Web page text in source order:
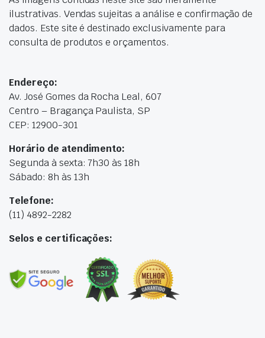
ilustrativas. Vendas sujeitas a análise e confirmação de
dados. Este site é destinado exclusivamente para
consulta de produtos e orçamentos.
Endereço:
Av. José Gomes da Rocha Leal, 607
Centro – Bragança Paulista, SP
CEP: 12900-301
Horário de atendimento:
Segunda à sexta: 7h30 às 18h
Sábado: 8h às 13h
Telefone:
(11) 4892-2282
Selos e certificações: